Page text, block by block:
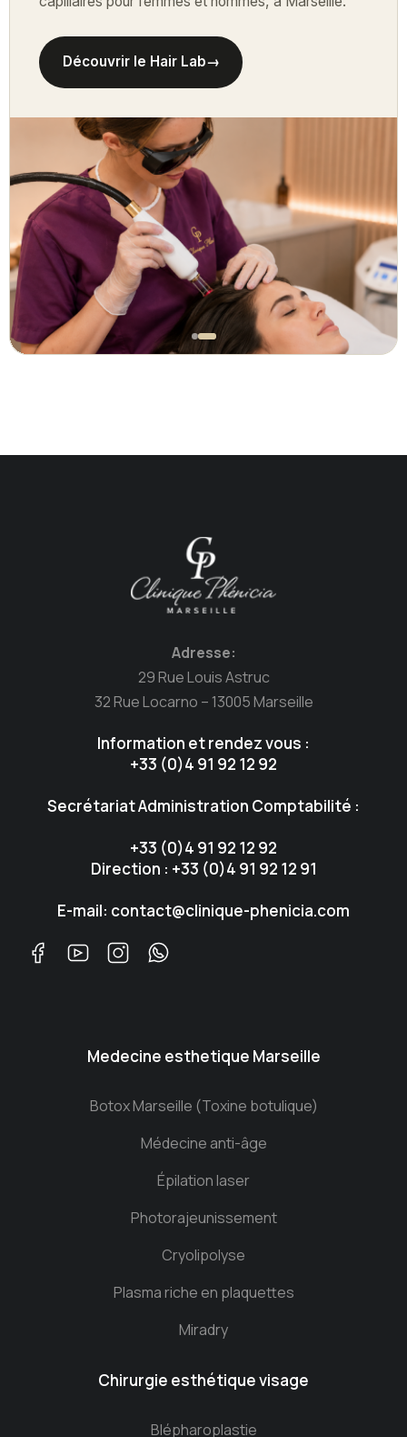
Découvrir le Hair Lab→
Adresse:
29 Rue Louis Astruc
32 Rue Locarno – 13005 Marseille
Information et rendez vous :
+33 (0)4 91 92 12 92
Secrétariat Administration Comptabilité :
+33 (0)4 91 92 12 92
Direction : +33 (0)4 91 92 12 91
E-mail: contact@clinique-phenicia.com
Medecine esthetique Marseille
Botox Marseille (Toxine botulique)
Médecine anti-âge
Épilation laser
Photorajeunissement
Cryolipolyse
Plasma riche en plaquettes
Miradry
Chirurgie esthétique visage
Blépharoplastie